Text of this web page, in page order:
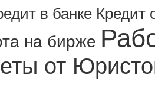
в банке Кредит
на бирже
от